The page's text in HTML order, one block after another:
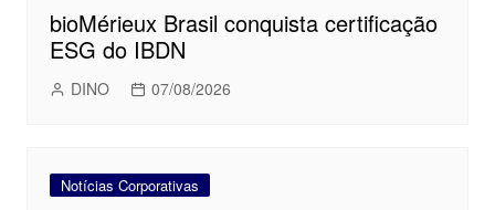
bioMérieux Brasil conquista certificação
ESG do IBDN
DINO 07/08/2026
Notícias Corporativas